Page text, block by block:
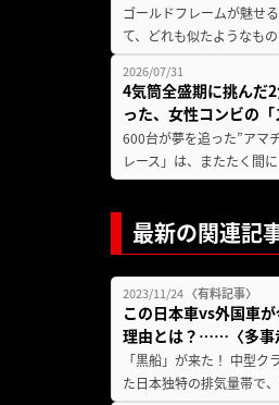
ゴールドフレームが魅せ
て、どれも似たようなも
2026/07/31
4気筒全盛期に挑んだ
った、女性コンビの
600台が夢を追った”アマ
レース」は、またたく間
最新の関連記
2023/11/24 〈有料記事〉
この日本車vs外国車
理由とは？……〈多
「黒船」が来た！ 中型
た日本独特の排気量帯で